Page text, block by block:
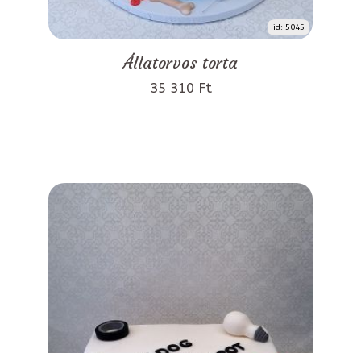
id: 5045
Állatorvos torta
35 310 Ft